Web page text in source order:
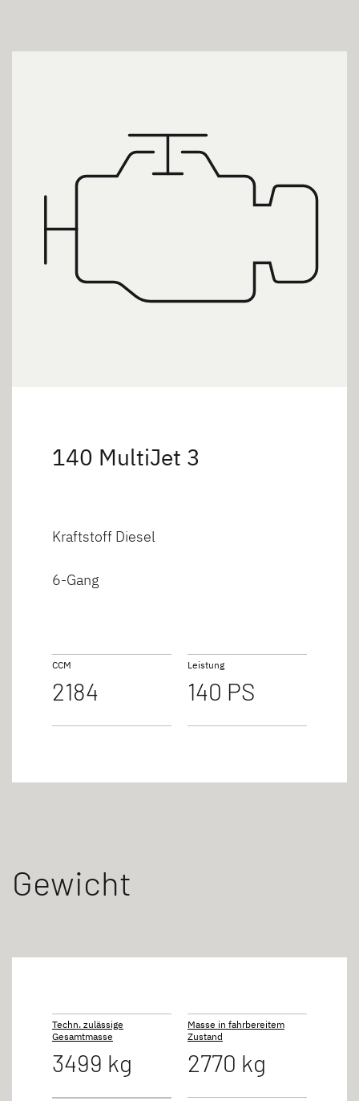
140 MultiJet 3
Kraftstoff Diesel
6-Gang
CCM
2184
Leistung
140 PS
Gewicht
Techn. zulässige
Gesamtmasse
3499 kg
Masse in fahrbereitem
Zustand
2770 kg